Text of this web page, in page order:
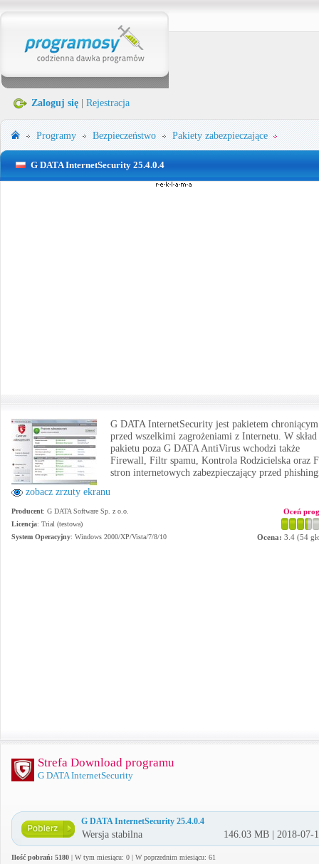
Zaloguj się Rejestracja
Programy Bezpieczeństwo Pakiety zabezpieczające
G DATA InternetSecurity 25.4.0.4
zobacz zrzuty ekranu
G DATA InternetSecurity jest pakietem chroniącym
przed wszelkimi zagrożeniami z Internetu. W skład
pakietu poza G DATA AntiVirus wchodzi także
Firewall, Filtr spamu, Kontrola Rodzicielska oraz
stron internetowych zabezpieczający przed
Producent: G DATA Software Sp. z o.o.
Licencja: Trial (testowa)
System Operacyjny: Windows 2000/XP/Vista/7/8/10
Oceń
Ocena: 3.4 (54
Strefa Download programu
G DATA InternetSecurity
G DATA InternetSecurity 25.4.0.4
Wersja stabilna 146.03 MB | 2018-07-
Ilość pobrań: 5180 | W tym miesiącu: 0 | W poprzednim miesiącu: 61